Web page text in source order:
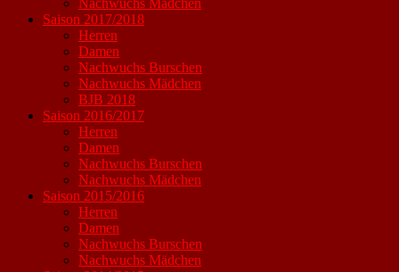
Nachwuchs Mädchen
Saison 2017/2018
Herren
Damen
Nachwuchs Burschen
Nachwuchs Mädchen
BJB 2018
Saison 2016/2017
Herren
Damen
Nachwuchs Burschen
Nachwuchs Mädchen
Saison 2015/2016
Herren
Damen
Nachwuchs Burschen
Nachwuchs Mädchen